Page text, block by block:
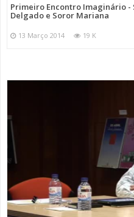
Primeiro Encontro Imaginário
Delgado e Soror Mariana
13 Março 2014 19 K